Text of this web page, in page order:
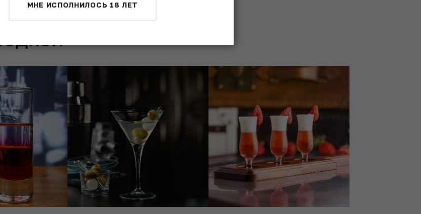
МНЕ ИСПОЛНИЛОСЬ 18 ЛЕТ